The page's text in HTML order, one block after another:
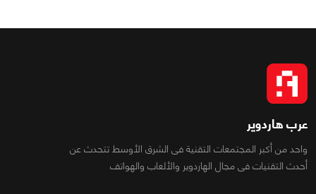
عرب هاردوير
واحد من أكبر المجتمعات التقنية فى الشرق الأوسط تتحدث عن
أحدث التقنيات فى مجال الهاردوير والألعاب والهواتف